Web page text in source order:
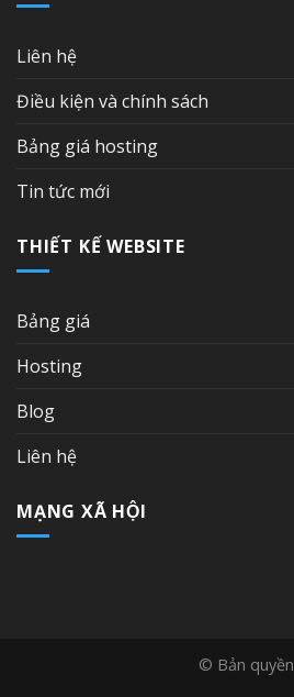
Liên hệ
Điều kiện và chính sách
Bảng giá hosting
Tin tức mới
THIẾT KẾ WEBSITE
Bảng giá
Hosting
Blog
Liên hệ
MẠNG XÃ HỘI
© Bản quyền